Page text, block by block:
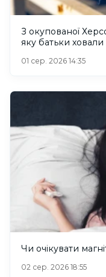
З окупованої
яку батьки ховали
01 сер. 2026 14:35
Чи очікувати
02 сер. 2026 18:55